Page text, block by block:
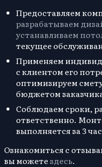
Предоставляем
разрабатываем
устанавливаем
текущее
Применяем
с клиентом его
оптимизируем
бюджетом
Соблюдаем сроки,
ответственно.
выполняется за 3
Ознакомиться с
вы можетездесь.